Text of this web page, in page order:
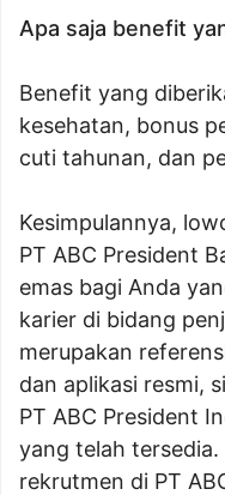
Apa saja benefit
Benefit yang
kesehatan, bonus
cuti tahunan, dan
Kesimpulannya,
PT ABC President
emas bagi Anda
karier di bidang
merupakan
dan aplikasi resmi,
PT ABC President
yang telah
rekrutmen di PT